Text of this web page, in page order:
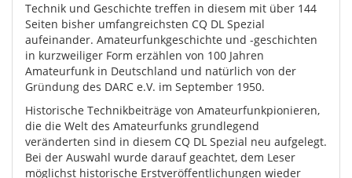
Technik und Geschichte treffen in diesem mit über 144
Seiten bisher umfangreichsten CQ DL Spezial
aufeinander. Amateurfunkgeschichte und -geschichten
in kurzweiliger Form erzählen von 100 Jahren
Amateurfunk in Deutschland und natürlich von der
Gründung des DARC e.V. im September 1950.
Historische Technikbeiträge von Amateurfunkpionieren,
die die Welt des Amateurfunks grundlegend
veränderten sind in diesem CQ DL Spezial neu aufgelegt.
Bei der Auswahl wurde darauf geachtet, dem Leser
möglichst historische Erstveröffentlichungen wieder